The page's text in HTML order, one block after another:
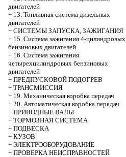
двигателей
+ 13. Топливная система дизельных
двигателей
+ СИСТЕМЫ ЗАПУСКА, ЗАЖИГАНИЯ
+ 15. Система зажигания 4-цилиндровых
бензиновых двигателей
+ 16. Система зажигания
четырехцилиндровых бензиновых
двигателей
+ ПРЕДПУСКОВОЙ ПОДОГРЕВ
+ ТРАНСМИССИЯ
+ 19. Механическая коробка передач
+ 20. Автоматическая коробка передач
+ ПРИВОДНЫЕ ВАЛЫ
+ ТОРМОЗНАЯ СИСТЕМА
+ ПОДВЕСКА
+ КУЗОВ
+ ЭЛЕКТРООБОРУДОВАНИЕ
+ ПРОВЕРКА НЕИСПРАВНОСТЕЙ